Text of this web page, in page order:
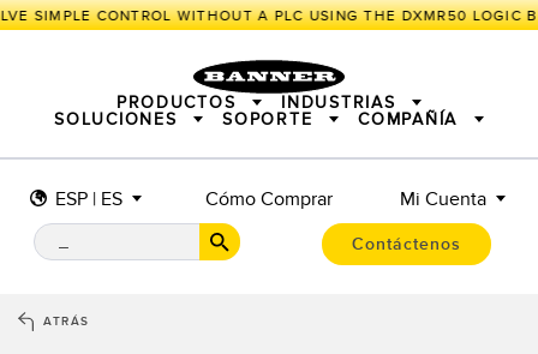
SIMPLE CONTROL WITHOUT A PLC USING THE DXMR50 LOGIC
ESP | ES Cómo Comprar Mi Cuenta
Contáctenos
PRODUCTOS
SENSORES
SOLUCIONES DE MEDICIÓN
ILUMINACIÓN E INDICACIÓN
SEGURIDAD EN MÁQUINA
BARCODE & VISION
INDUSTRIAS
SOLUCIONES
IIOT Y LA FÁBRICA INTELIGENTE
SENSORES INTELIGENTES
PROTECCIÓN DE MÁQUINA
PICK-TO-LIGHT
SOPORTE COMPAÑÍA
ATRÁS